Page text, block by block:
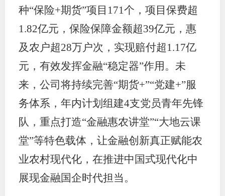
种“保险+期货”项目171个，项目保费超
1.82亿元，保险保障金额超39亿元，惠
及农户超28万户次，实现赔付超1.17亿
元，有效发挥金融“稳定器”作用。未
来，公司将持续完善“期货+”“党建+”服
务体系，年内计划组建4支党员青年先锋
队，重点打造“金融惠农讲堂”“大地云课
堂”等特色载体，让金融创新真正赋能农
业农村现代化，在推进中国式现代化中
展现金融国企时代担当。